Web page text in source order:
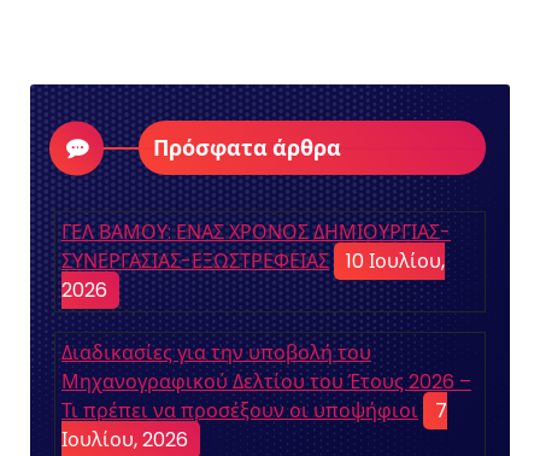
Πρόσφατα άρθρα
ΓΕΛ ΒΑΜΟΥ: ΕΝΑΣ ΧΡΟΝΟΣ ΔΗΜΙΟΥΡΓΙΑΣ-
ΣΥΝΕΡΓΑΣΙΑΣ-ΕΞΩΣΤΡΕΦΕΙΑΣ
10 Ιουλίου,
2026
Διαδικασίες για την υποβολή του
Μηχανογραφικού Δελτίου του Έτους 2026 –
Τι πρέπει να προσέξουν οι υποψήφιοι
7
Ιουλίου, 2026